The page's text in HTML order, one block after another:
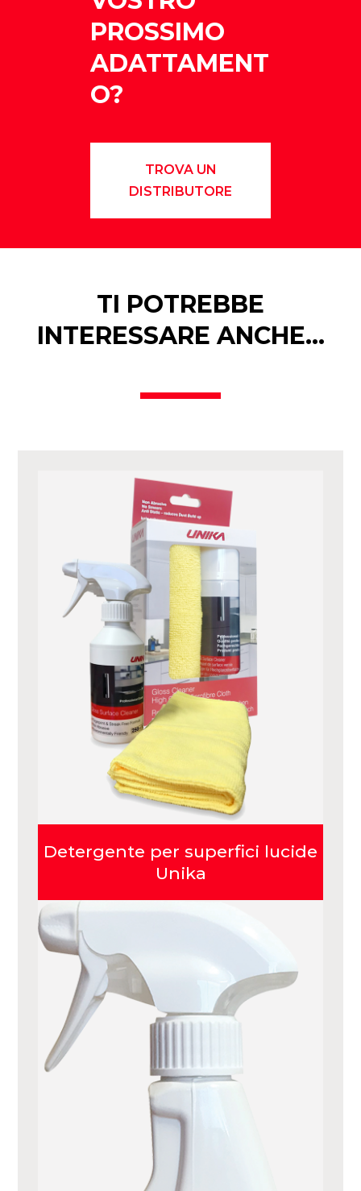
PROSSIMO
ADATTAMENT
O?
TROVA UN
DISTRIBUTORE
TI POTREBBE
INTERESSARE ANCHE…
Detergente per superfici lucide
Unika